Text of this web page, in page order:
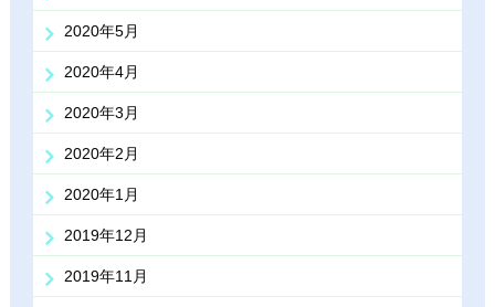
2020年5月
2020年4月
2020年3月
2020年2月
2020年1月
2019年12月
2019年11月